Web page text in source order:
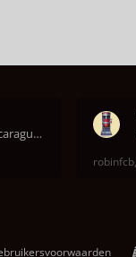
Ik heb nu een Burundi en Nicaragua van het hoofdkw
robinfcb,